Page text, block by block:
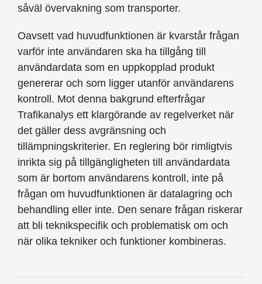
såväl övervakning som transporter.
Oavsett vad huvudfunktionen är kvarstår frågan
varför inte användaren ska ha tillgång till
användardata som en uppkopplad produkt
genererar och som ligger utanför användarens
kontroll. Mot denna bakgrund efterfrågar
Trafikanalys ett klargörande av regelverket när
det gäller dess avgränsning och
tillämpningskriterier. En reglering bör rimligtvis
inrikta sig på tillgängligheten till användardata
som är bortom användarens kontroll, inte på
frågan om huvudfunktionen är datalagring och
behandling eller inte. Den senare frågan riskerar
att bli teknikspecifik och problematisk om och
när olika tekniker och funktioner kombineras.